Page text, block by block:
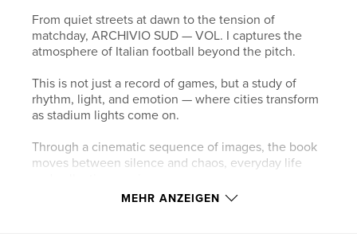
From quiet streets at dawn to the tension of
matchday, ARCHIVIO SUD — VOL. I captures the
atmosphere of Italian football beyond the pitch.
This is not just a record of games, but a study of
rhythm, light, and emotion — where cities transform
as stadium lights come on.
Through a cinematic sequence of images, the book
moves between silence and chaos, everyday life
MEHR ANZEIGEN